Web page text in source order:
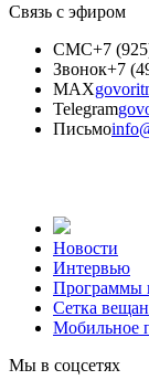
Связь с эфиром
СМС+7
Звонок+7
MAX
Telegram
Письмо
Новости
Интервью
Программы
Сетка
Мобильное
Мы в соцсетях